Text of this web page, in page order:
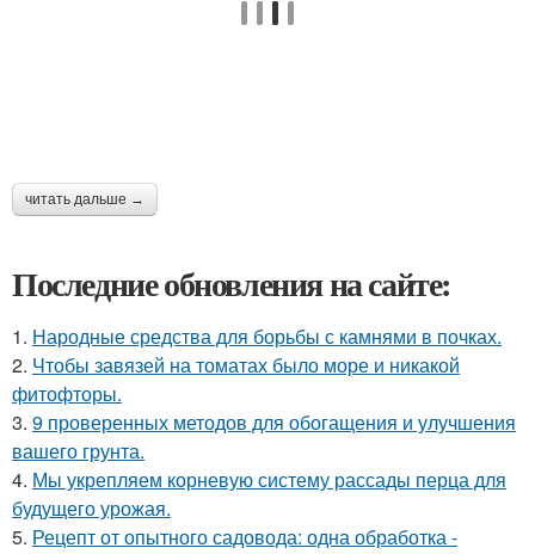
читать дальше →
Последние обновления на сайте:
1. Народные средства для борьбы с камнями в почках.
2. Чтобы завязей на томатах было море и никакой
фитофторы.
3. 9 проверенных методов для обогащения и улучшения
вашего грунта.
4. Мы укрепляем корневую систему рассады перца для
будущего урожая.
5. Рецепт от опытного садовода: одна обработка -